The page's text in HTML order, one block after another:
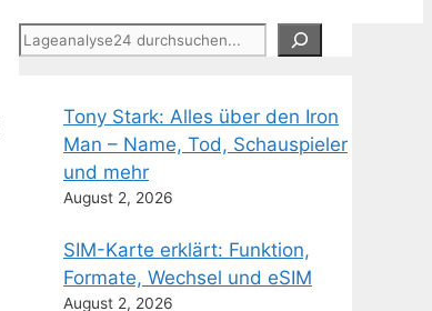
Suchen
Tony Stark: Alles über den Iron
Man – Name, Tod, Schauspieler
und mehr
August 2, 2026
SIM-Karte erklärt: Funktion,
Formate, Wechsel und eSIM
August 2, 2026